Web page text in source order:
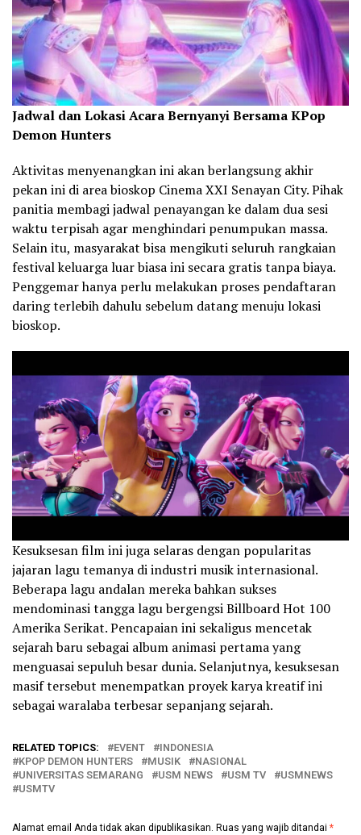
Jadwal dan Lokasi Acara Bernyanyi Bersama KPop
Demon Hunters
Aktivitas menyenangkan ini akan berlangsung akhir
pekan ini di area bioskop Cinema XXI Senayan City. Pihak
panitia membagi jadwal penayangan ke dalam dua sesi
waktu terpisah agar menghindari penumpukan massa.
Selain itu, masyarakat bisa mengikuti seluruh rangkaian
festival keluarga luar biasa ini secara gratis tanpa biaya.
Penggemar hanya perlu melakukan proses pendaftaran
daring terlebih dahulu sebelum datang menuju lokasi
bioskop.
Kesuksesan film ini juga selaras dengan popularitas
jajaran lagu temanya di industri musik internasional.
Beberapa lagu andalan mereka bahkan sukses
mendominasi tangga lagu bergengsi Billboard Hot 100
Amerika Serikat. Pencapaian ini sekaligus mencetak
sejarah baru sebagai album animasi pertama yang
menguasai sepuluh besar dunia. Selanjutnya, kesuksesan
masif tersebut menempatkan proyek karya kreatif ini
sebagai waralaba terbesar sepanjang sejarah.
RELATED TOPICS: EVENT
INDONESIA
KPOP DEMON HUNTERS
MUSIK
NASIONAL
UNIVERSITAS SEMARANG
USM NEWS USM TV
USMNEWS
USMTV
Alamat email Anda tidak akan dipublikasikan. Ruas yang wajib ditandai *